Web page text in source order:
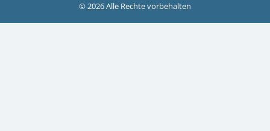
© 2026 Alle Rechte vorbehalten